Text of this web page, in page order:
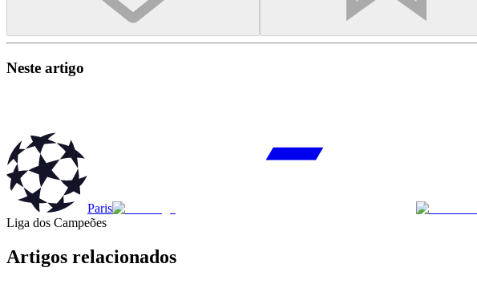
Neste artigo
Paris
Liga dos Campeões
Artigos relacionados